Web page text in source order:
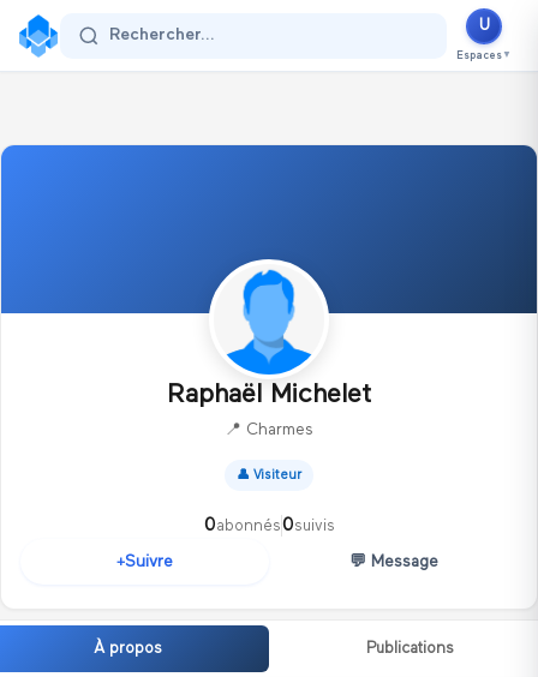
Se connecter
Rechercher...
U
Espaces ▼
Raphaël Michelet
📍 Charmes
👤 Visiteur
0abonnés0suivis
+Suivre 💬 Message
À propos Publications